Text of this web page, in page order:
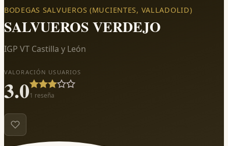
BODEGAS SALVUEROS (MUCIENTES, VALLADOLID)
SALVUEROS VERDEJO
IGP VT Castilla y León
VALORACIÓN USUARIOS
3.01 reseña